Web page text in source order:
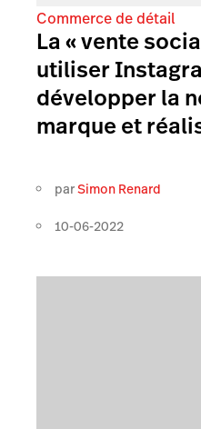
Commerce de détail
La « vente
utiliser
développer la
marque et
parSimon Renard
10-06-2022